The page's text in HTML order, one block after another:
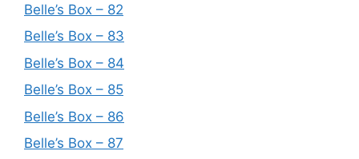
Belle’s Box – 82
Belle’s Box – 83
Belle’s Box – 84
Belle’s Box – 85
Belle’s Box – 86
Belle’s Box – 87